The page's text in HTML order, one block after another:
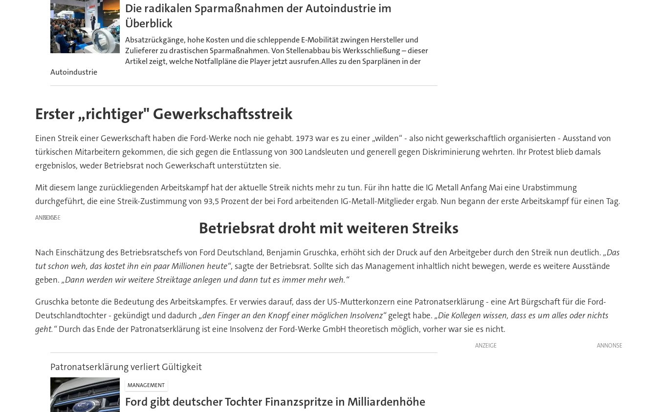
Die radikalen Sparmaßnahmen der Autoindustrie im
Überblick
Absatzrückgänge, hohe Kosten und die schleppende E-Mobilität zwingen Hersteller und
Zulieferer zu drastischen Sparmaßnahmen. Von Stellenabbau bis Werksschließung – dieser
Artikel zeigt, welche Notfallpläne die Player jetzt ausrufen.Alles zu den Sparplänen in der
Autoindustrie
Erster „richtiger" Gewerkschaftsstreik
Einen Streik einer Gewerkschaft haben die Ford-Werke noch nie gehabt. 1973 war es zu einer „wilden“ - also nicht gewerkschaftlich organisierten - Ausstand von
türkischen Mitarbeitern gekommen, die sich gegen die Entlassung von 300 Landsleuten und generell gegen Diskriminierung wehrten. Ihr Protest blieb damals
ergebnislos, weder Betriebsrat noch Gewerkschaft unterstützten sie.
Mit diesem lange zurückliegenden Arbeitskampf hat der aktuelle Streik nichts mehr zu tun. Für ihn hatte die IG Metall Anfang Mai eine Urabstimmung
durchgeführt, die eine Streik-Zustimmung von 93,5 Prozent der bei Ford arbeitenden IG-Metall-Mitglieder ergab. Nun begann der erste Arbeitskampf für einen Tag.
ANZEIGE Betriebsrat droht mit weiteren Streiks
Nach Einschätzung des Betriebsratschefs von Ford Deutschland, Benjamin Gruschka, erhöht sich der Druck auf den Arbeitgeber durch den Streik nun deutlich. „Das
tut schon weh, das kostet ihn ein paar Millionen heute“, sagte der Betriebsrat. Sollte sich das Management inhaltlich nicht bewegen, werde es weitere Ausstände
geben. „Dann werden wir weitere Streiktage anlegen und dann tut es immer mehr weh.“
Gruschka betonte die Bedeutung des Arbeitskampfes. Er verwies darauf, dass der US-Mutterkonzern eine Patronatserklärung - eine Art Bürgschaft für die Ford-
Deutschlandtochter - gekündigt und dadurch „den Finger an den Knopf einer möglichen Insolvenz“gelegt habe. „Die Kollegen wissen, dass es um alles oder nichts
geht.“Durch das Ende der Patronatserklärung ist eine Insolvenz der Ford-Werke GmbH theoretisch möglich, vorher war sie es nicht.
ANZEIGE
Patronatserklärung verliert Gültigkeit
MANAGEMENT
Ford gibt deutscher Tochter Finanzspritze in Milliardenhöhe